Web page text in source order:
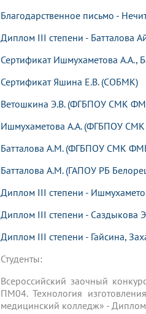
Благодарственное письмо -
Диплом III степени - Батталова
Сертификат Ишмухаметова А.А.,
Сертификат Яшина Е.В. (СОБМК)
Ветошкина Э.В. (ФГБПОУ СМК
Ишмухаметова А.А. (ФГБПОУ
Батталова А.М. (ФГБПОУ СМК
Батталова А.М. (ГАПОУ РБ
Диплом III степени -
Диплом III степени - Саздыкова
Диплом III степени - Гайсина,
Студенты:
Всероссийский заочный
ПМ04. Технология
медицинский колледж» -